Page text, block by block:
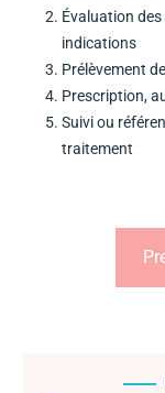
Évaluation
indications
Prélèvement
Prescription,
Suivi ou
traitement